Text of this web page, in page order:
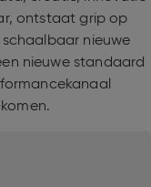
ontstaat grip op
nieuwe
nieuwe standaard